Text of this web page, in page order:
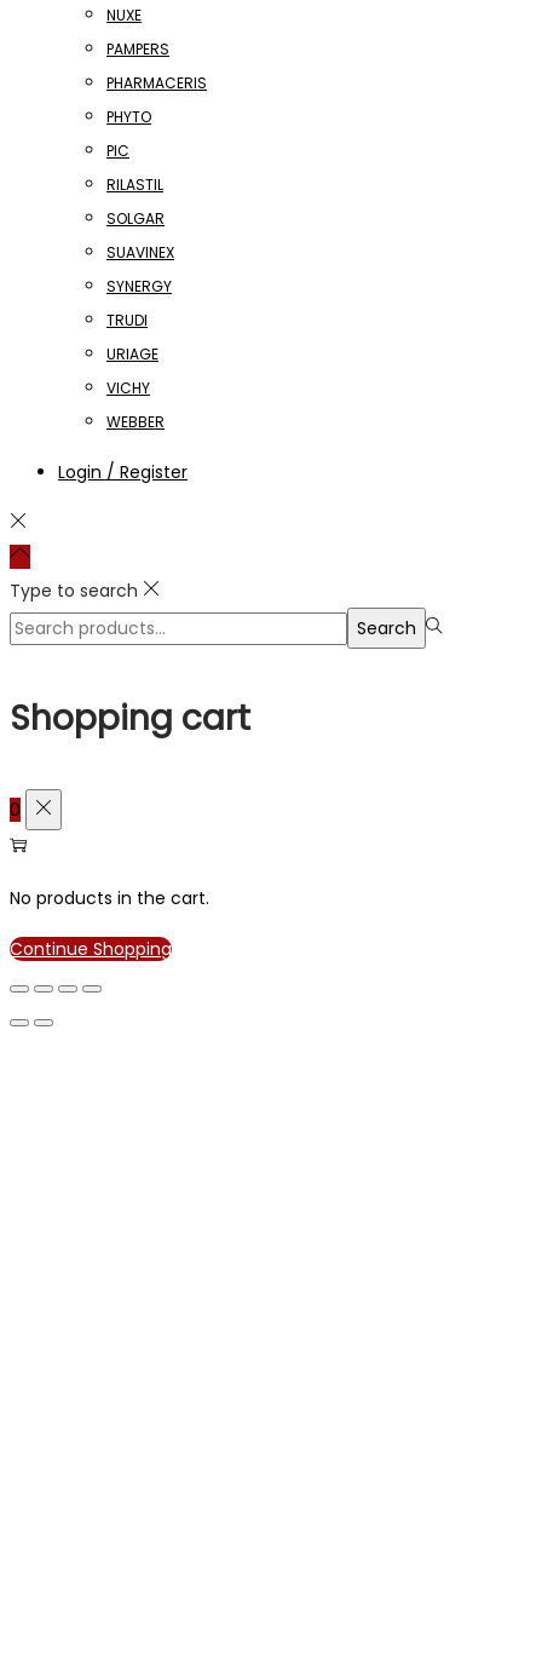
NUXE
PAMPERS
PHARMACERIS
PHYTO
PIC
RILASTIL
SOLGAR
SUAVINEX
SYNERGY
TRUDI
URIAGE
VICHY
WEBBER
Login / Register
Type to search
Search
Search
Shopping cart
0
No products in the cart.
Continue Shopping